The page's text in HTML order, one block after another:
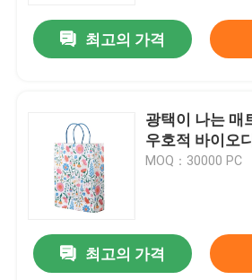
최고의 가격
광택이 나는 매트
우호적 바이오
MOQ：30000 PC
최고의 가격